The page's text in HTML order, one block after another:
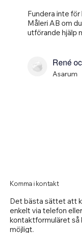
Asarum
René
Fundera inte
Måleri AB om
utförande hjälp
Det bästa sättet att
enkelt via telefon
kontaktformuläret så
möjligt.
Komma i kontakt